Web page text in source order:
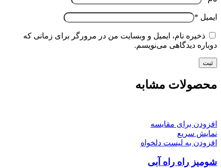
ایمیل *
ذخیره نام، ایمیل و وبسایت من در مرورگر برای زمانی که
دوباره دیدگاهی می‌نویسم.
محصولات مشابه
افزودن برای مقایسه
نمایش سریع
افزودن به لیست دلخواه
شومیز راه راه آبی